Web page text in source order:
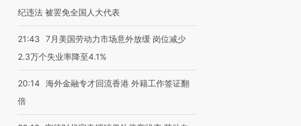
纪违法 被罢免全国人大代表
21:43
7月美国劳动力市场意外放缓 岗位减少
2.3万个失业率降至4.1%
20:14 海外金融专才回流香港 外籍工作签证翻
倍